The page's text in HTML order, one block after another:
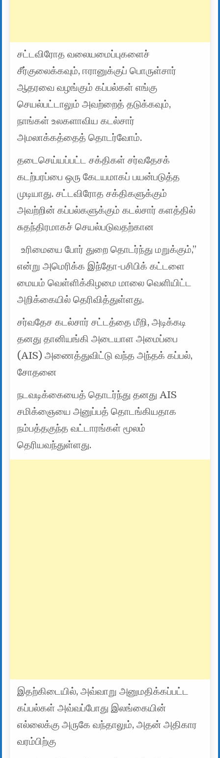
சட்டவிரோத வலையமைப்புகளைச்
சீர்குலைக்கவும், ஈரானுக்குப் பொருள்சார்
ஆதரவை வழங்கும் கப்பல்கள் எங்கு
செயல்பட்டாலும் அவற்றைத் தடுக்கவும்,
நாங்கள் உலகளாவிய கடல்சார்
அமலாக்கத்தைத் தொடர்வோம்.
தடைசெய்யப்பட்ட சக்திகள் சர்வதேசக்
கடற்பரப்பை ஒரு கேடயமாகப் பயன்படுத்த
முடியாது. சட்டவிரோத சக்திகளுக்கும்
அவற்றின் கப்பல்களுக்கும் கடல்சார் களத்தில்
சுதந்திரமாகச் செயல்படுவதற்கான
உரிமையை போர் துறை தொடர்ந்து மறுக்கும்,”
என்று அமெரிக்க இந்தோ-பசிபிக் கட்டளை
மையம் வெள்ளிக்கிழமை மாலை வெளியிட்ட
அறிக்கையில் தெரிவித்துள்ளது.
சர்வதேச கடல்சார் சட்டத்தை மீறி, அடிக்கடி
தனது தானியங்கி அடையாள அமைப்பை
(AIS) அணைத்துவிட்டு வந்த அந்தக் கப்பல்,
சோதனை
நடவடிக்கையைத் தொடர்ந்து தனது AIS
சமிக்ஞையை அனுப்பத் தொடங்கியதாக
நம்பத்தகுந்த வட்டாரங்கள் மூலம்
தெரியவந்துள்ளது.
இதற்கிடையில், அவ்வாறு அனுமதிக்கப்பட்ட
கப்பல்கள் அவ்வப்போது இலங்கையின்
எல்லைக்கு அருகே வந்தாலும், அதன் அதிகார
வரம்பிற்கு